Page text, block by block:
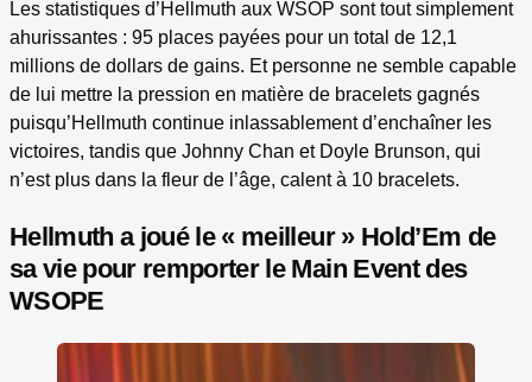
Les statistiques d’Hellmuth aux WSOP sont tout simplement
ahurissantes : 95 places payées pour un total de 12,1
millions de dollars de gains. Et personne ne semble capable
de lui mettre la pression en matière de bracelets gagnés
puisqu’Hellmuth continue inlassablement d’enchaîner les
victoires, tandis que Johnny Chan et Doyle Brunson, qui
n’est plus dans la fleur de l’âge, calent à 10 bracelets.
Hellmuth a joué le « meilleur » Hold’Em de
sa vie pour remporter le Main Event des
WSOPE